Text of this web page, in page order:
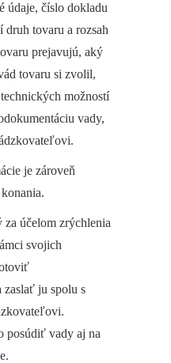
údaje, číslo dokladu
druh tovaru a rozsah
prejavujú, aký
tovaru si zvolil,
možností
vady,
je zároveň
účelom zrýchlenia
svojich
zaslať ju spolu s
posúdiť vady aj na